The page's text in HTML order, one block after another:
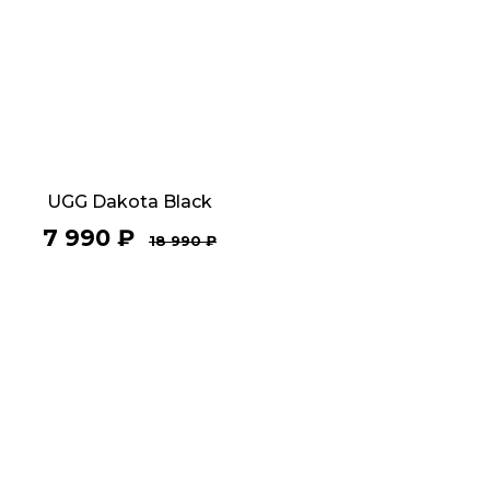
UGG Dakota Black
7 990₽ 18 990₽